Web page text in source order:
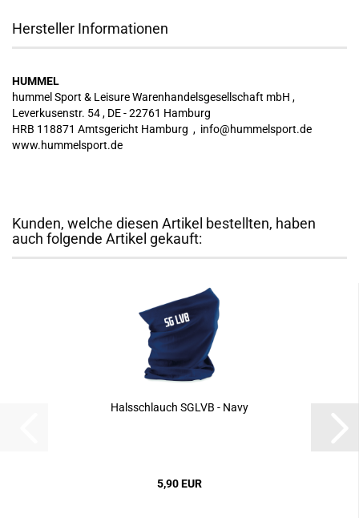
Hersteller Informationen
HUMMEL
hummel Sport & Leisure Warenhandelsgesellschaft mbH ,
Leverkusenstr. 54 , DE - 22761 Hamburg
HRB 118871 Amtsgericht Hamburg , info@hummelsport.de
www.hummelsport.de
Kunden, welche diesen Artikel bestellten, haben
auch folgende Artikel gekauft:
Halsschlauch SGLVB - Navy
5,90 EUR